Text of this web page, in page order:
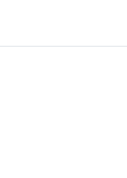
περιόδου